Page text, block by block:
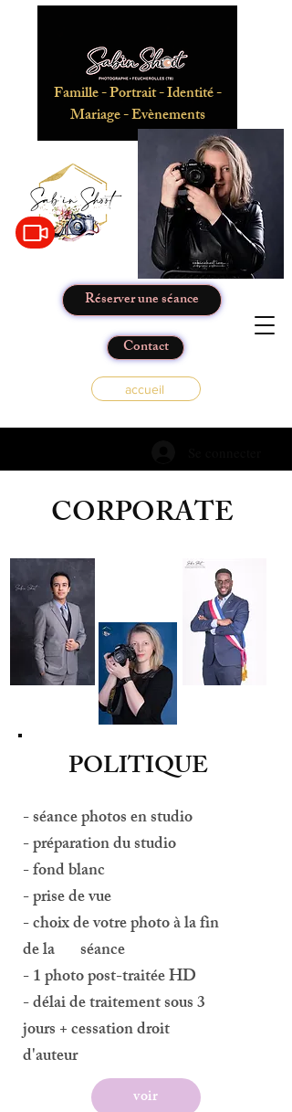
Famille - Portrait - Identité -
Mariage - Evènements
Réserver une séance
Contact
accueil
CORPORATE
POLITIQUE
- séance photos en studio
- préparation du studio
- fond blanc
- prise de vue
- choix de votre photo à la fin
de la séance
- 1 photo post-traitée HD
- délai de traitement sous 3
jours + cessation droit
d'auteur
voir